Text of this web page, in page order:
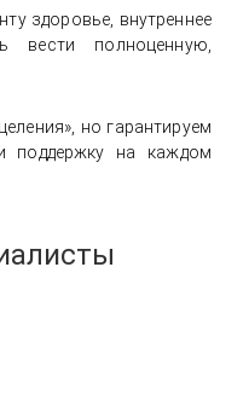
здоровье, внутреннее
вести полноценную,
но гарантируем
поддержку на каждом